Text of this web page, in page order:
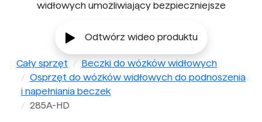
widłowych umożliwiający bezpieczniejsze
Odtwórz wideo produktu
Cały sprzęt
Beczki do wózków widłowych
Osprzęt do wózków widłowych do podnoszenia
i napełniania beczek
285A-HD